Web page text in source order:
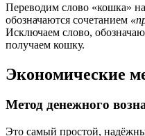
Переводим слово «кошка»
обозначаются сочетанием
Исключаем слово,
получаем кошку.
Экономические
Метод денежного
Это самый простой,